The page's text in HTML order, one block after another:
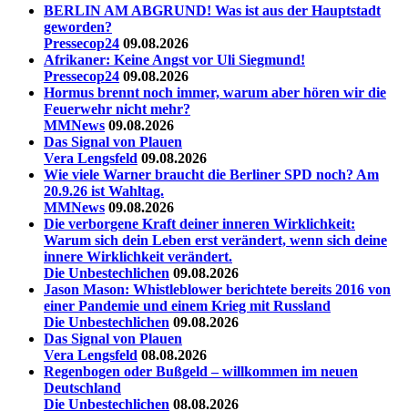
BERLIN AM ABGRUND! Was ist aus der Hauptstadt
geworden?
Pressecop24 09.08.2026
Afrikaner: Keine Angst vor Uli Siegmund!
Pressecop24 09.08.2026
Hormus brennt noch immer, warum aber hören wir die
Feuerwehr nicht mehr?
MMNews 09.08.2026
Das Signal von Plauen
Vera Lengsfeld 09.08.2026
Wie viele Warner braucht die Berliner SPD noch? Am
20.9.26 ist Wahltag.
MMNews 09.08.2026
Die verborgene Kraft deiner inneren Wirklichkeit:
Warum sich dein Leben erst verändert, wenn sich deine
innere Wirklichkeit verändert.
Die Unbestechlichen 09.08.2026
Jason Mason: Whistleblower berichtete bereits 2016 von
einer Pandemie und einem Krieg mit Russland
Die Unbestechlichen 09.08.2026
Das Signal von Plauen
Vera Lengsfeld 08.08.2026
Regenbogen oder Bußgeld – willkommen im neuen
Deutschland
Die Unbestechlichen 08.08.2026